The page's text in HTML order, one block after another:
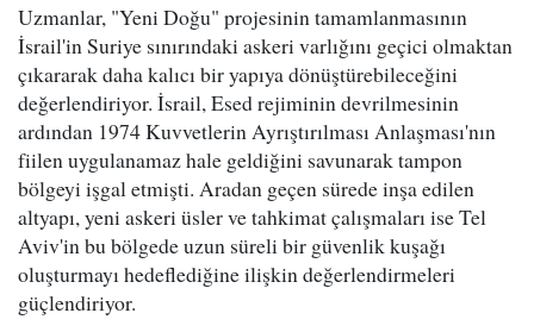
Uzmanlar, "Yeni Doğu" projesinin tamamlanmasının
İsrail'in Suriye sınırındaki askeri varlığını geçici olmaktan
çıkararak daha kalıcı bir yapıya dönüştürebileceğini
değerlendiriyor. İsrail, Esed rejiminin devrilmesinin
ardından 1974 Kuvvetlerin Ayrıştırılması Anlaşması'nın
fiilen uygulanamaz hale geldiğini savunarak tampon
bölgeyi işgal etmişti. Aradan geçen sürede inşa edilen
altyapı, yeni askeri üsler ve tahkimat çalışmaları ise Tel
Aviv'in bu bölgede uzun süreli bir güvenlik kuşağı
oluşturmayı hedeflediğine ilişkin değerlendirmeleri
güçlendiriyor.